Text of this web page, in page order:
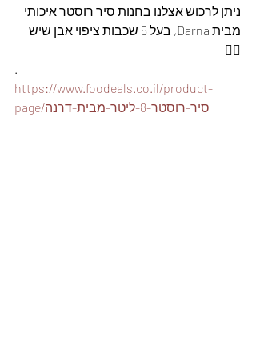
ניתן לרכוש אצלנו בחנות סיר רוסטר איכותי
מבית Darna, בעל 5 שכבות ציפוי אבן שיש
👇🏽
.
https://www.foodeals.co.il/product-
page/סיר-רוסטר-8-ליטר-מבית-דרנה